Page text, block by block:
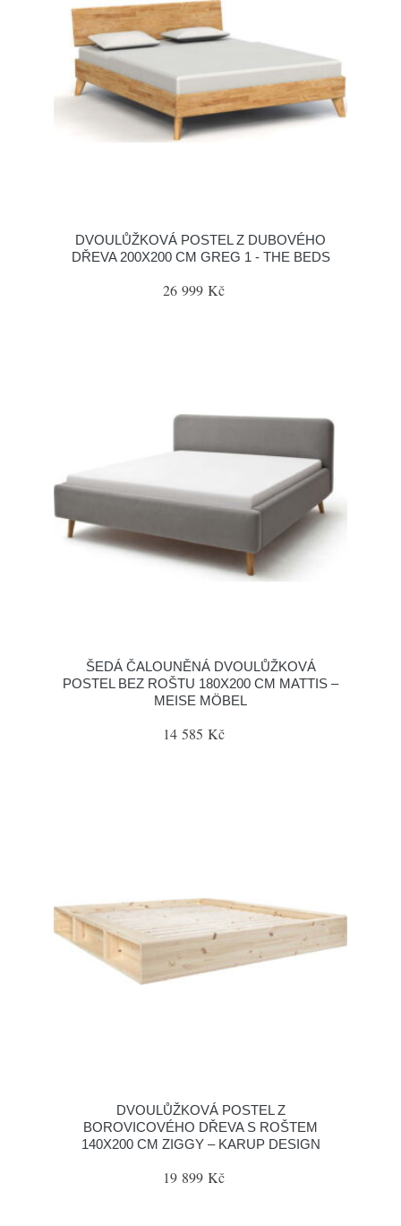
DVOULŮŽKOVÁ POSTEL Z DUBOVÉHO
DŘEVA 200X200 CM GREG 1 - THE BEDS
26 999 Kč
ŠEDÁ ČALOUNĚNÁ DVOULŮŽKOVÁ
POSTEL BEZ ROŠTU 180X200 CM MATTIS –
MEISE MÖBEL
14 585 Kč
DVOULŮŽKOVÁ POSTEL Z
BOROVICOVÉHO DŘEVA S ROŠTEM
140X200 CM ZIGGY – KARUP DESIGN
19 899 Kč